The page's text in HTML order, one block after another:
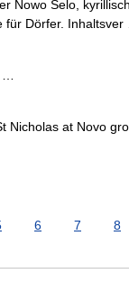
Nowo Selo,
für Dörfer. Inhaltsver
Nicholas at Novo
6 7 8